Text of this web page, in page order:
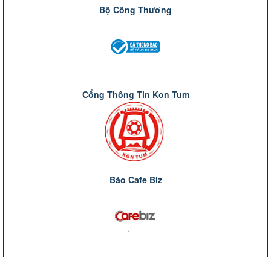
Bộ Công Thương
Cổng Thông Tin Kon Tum
Báo Cafe Biz